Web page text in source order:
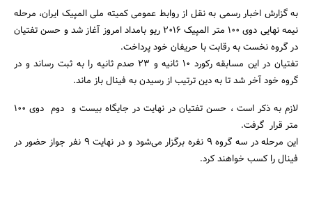
به گزارش اخبار رسمی به نقل از روابط عمومی کمیته ملی المپیک ایران، مرحله
نیمه نهایی دوی 100 متر المپیک 2016 ریو بامداد امروز آغاز شد و حسن تفتیان
در گروه نخست به رقابت با حریفان خود پرداخت.
تفتیان در این مسابقه رکورد 10 ثانیه و 23 صدم ثانیه را به ثبت رساند و در
گروه خود آخر شد تا به دین ترتیب از رسیدن به فینال باز ماند.
لازم به ذکر است ، حسن تفتیان در نهایت در جایگاه بیست و دوم دوی 100
متر قرار گرفت.
این مرحله در سه گروه 9 نفره برگزار می‌شود و در نهایت 9 نفر جواز حضور در
فینال را کسب خواهند کرد.